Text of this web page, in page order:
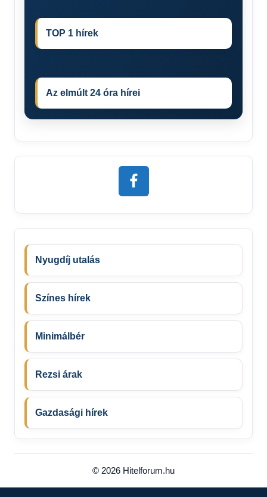
TOP 1 hírek
Az elmúlt 24 óra hírei
Nyugdíj utalás
Színes hírek
Minimálbér
Rezsi árak
Gazdasági hírek
© 2026 Hitelforum.hu